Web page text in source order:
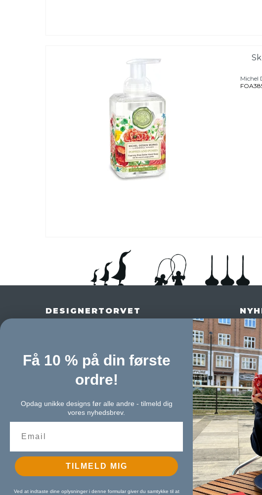
Michel
DESIGNERTORVET
CVR-nummer:45337553
MGH Design ApS
i
Få 10 % på din første
ordre!
Opdag unikke designs før alle andre - tilmeld dig
vores nyhedsbrev.
TILMELD MIG
Ved at indtaste dine oplysninger i denne formular giver du samtykke til at